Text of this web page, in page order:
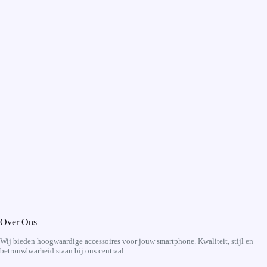
Over Ons
Wij bieden hoogwaardige accessoires voor jouw smartphone. Kwaliteit, stijl en
betrouwbaarheid staan bij ons centraal.